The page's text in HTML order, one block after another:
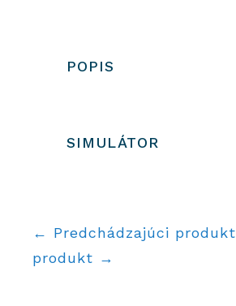
POPIS
SIMULÁTOR
← Predchádzajúci produkt
produkt →